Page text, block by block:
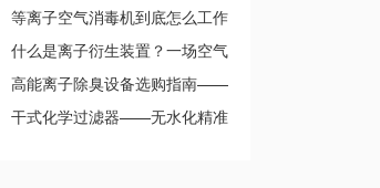
器，区别到底在哪？
等离子空气消毒机到底怎么工作
的？一篇讲透
什么是离子衍生装置？一场空气
净化的“主动革命”
高能离子除臭设备选购指南——
五个关键问题帮你避开雷区
干式化学过滤器——无水化精准